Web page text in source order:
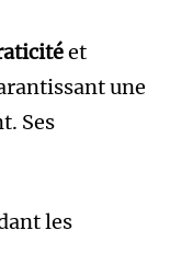
et
une
Ses
les